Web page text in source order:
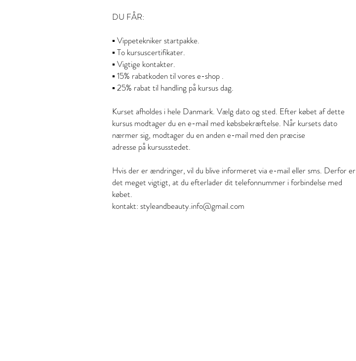
DU FÅR:
▪ Vippetekniker startpakke.
▪ To kursuscertifikater.
▪ Vigtige kontakter.
▪ 15% rabatkoden til vores e-shop .
▪ 25% rabat til handling på kursus dag.
Kurset afholdes i hele Danmark. Vælg dato og sted. Efter købet af dette
kursus modtager du en e-mail med købsbekræftelse. Når kursets dato
nærmer sig, modtager du en anden e-mail med den præcise
adresse på kursusstedet.
Hvis der er ændringer, vil du blive informeret via e-mail eller sms. Derfor er
det meget vigtigt, at du efterlader dit telefonnummer i forbindelse med
købet.
kontakt: styleandbeauty.info@gmail.com